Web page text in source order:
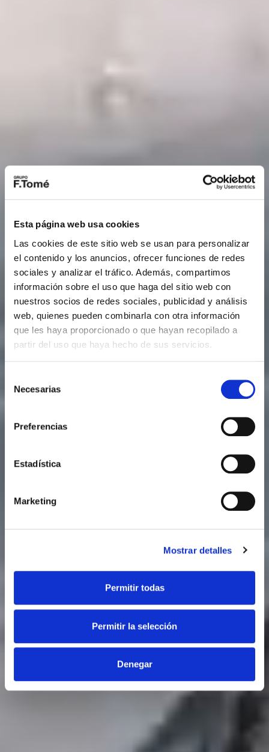
Esta página web usa cookies
Las cookies de este sitio web se usan para personalizar
el contenido y los anuncios, ofrecer funciones de redes
sociales y analizar el tráfico. Además, compartimos
información sobre el uso que haga del sitio web con
nuestros socios de redes sociales, publicidad y análisis
web, quienes pueden combinarla con otra información
que les haya proporcionado o que hayan recopilado a
partir del uso que haya hecho de sus servicios.
Necesarias
Preferencias
Estadística
Marketing
Mostrar detalles
Permitir todas
Permitir la selección
Denegar